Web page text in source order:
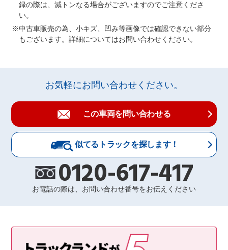
録の際は、減トンなる場合がございますのでご注意くださ
い。
中古車販売の為、小キズ、凹み等画像では確認できない部分
もございます。詳細についてはお問い合わせください。
お気軽にお問い合わせください。
この車両を問い合わせる
似てるトラックを探します！
0120-617-417
お電話の際は、お問い合わせ番号をお伝えください